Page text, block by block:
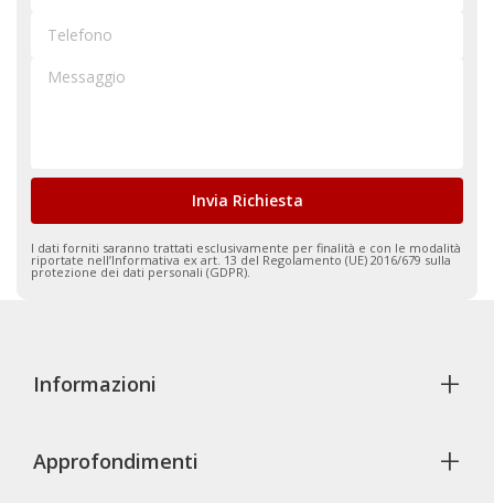
I dati forniti saranno trattati esclusivamente per finalità e con le modalità
riportate nell’Informativa ex art. 13 del Regolamento (UE) 2016/679 sulla
protezione dei dati personali (GDPR).
Informazioni +
Approfondimenti +